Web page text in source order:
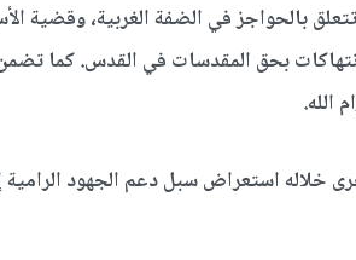
بالحواجز في الضفة الغربية، وقضية
بحق المقدسات في القدس. كما
الله.
خلاله استعراض سبل دعم الجهود الرامية